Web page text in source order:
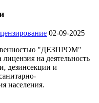
02-09-2025
"ДЕЗПРОМ"
на деятельность
дезинсекции и
населения.